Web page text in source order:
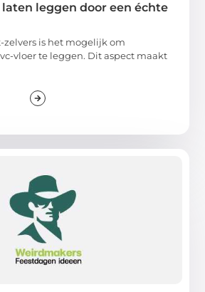
laten leggen door een échte
zelvers is het mogelijk om
vloer te leggen. Dit aspect maakt